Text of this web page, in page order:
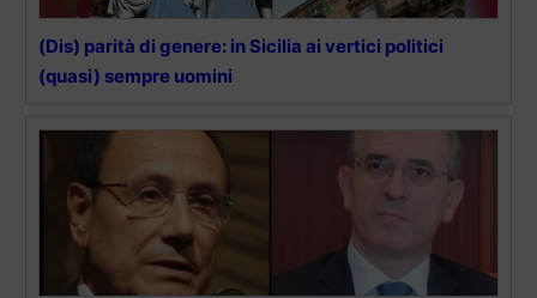
(Dis) parità di genere: in Sicilia ai vertici politici
(quasi) sempre uomini